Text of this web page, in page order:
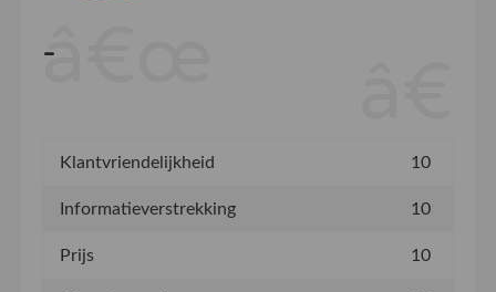
-
Klantvriendelijkheid 10
Informatieverstrekking 10
Prijs 10